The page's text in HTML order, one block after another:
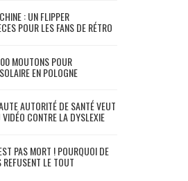
: UN FLIPPER
POUR LES FANS DE RÉTRO
MOUTONS POUR
EN POLOGNE
AUTORITÉ DE SANTÉ VEUT
CONTRE LA DYSLEXIE
PAS MORT ! POURQUOI DE
LE TOUT